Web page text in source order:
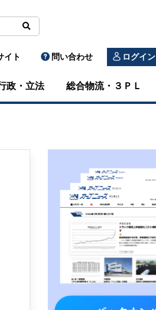
イト 問い合わせ ログイン
政・立法 総合物流・３ＰＬ